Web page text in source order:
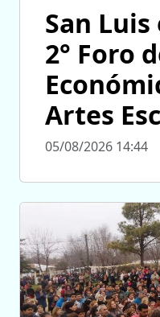
San Luis
2° Foro
Artes
05/08/2026 14:44